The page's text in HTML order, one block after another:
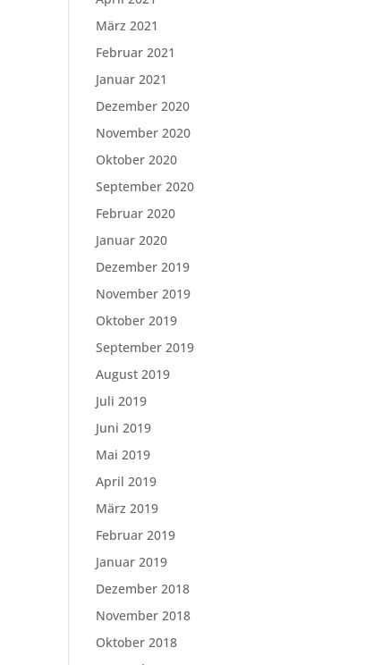
März 2021
Februar 2021
Januar 2021
Dezember 2020
November 2020
Oktober 2020
September 2020
Februar 2020
Januar 2020
Dezember 2019
November 2019
Oktober 2019
September 2019
August 2019
Juli 2019
Juni 2019
Mai 2019
April 2019
März 2019
Februar 2019
Januar 2019
Dezember 2018
November 2018
Oktober 2018